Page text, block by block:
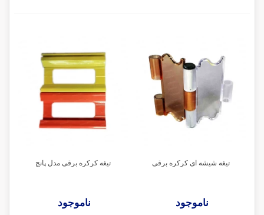
تیغه شیشه ای کرکره برقی
ناموجود
تیغه کرکره برقی مدل پانچ
ناموجود